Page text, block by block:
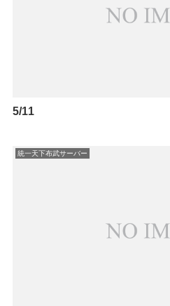
5/11
統一天下布武サーバー